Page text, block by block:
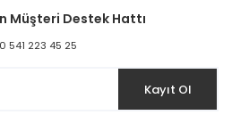
Müşteri Destek Hattı
541 223 45 25
Kayıt Ol